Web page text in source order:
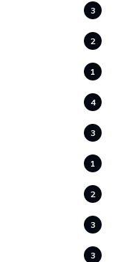
3
2
1
4
3
1
2
3
3